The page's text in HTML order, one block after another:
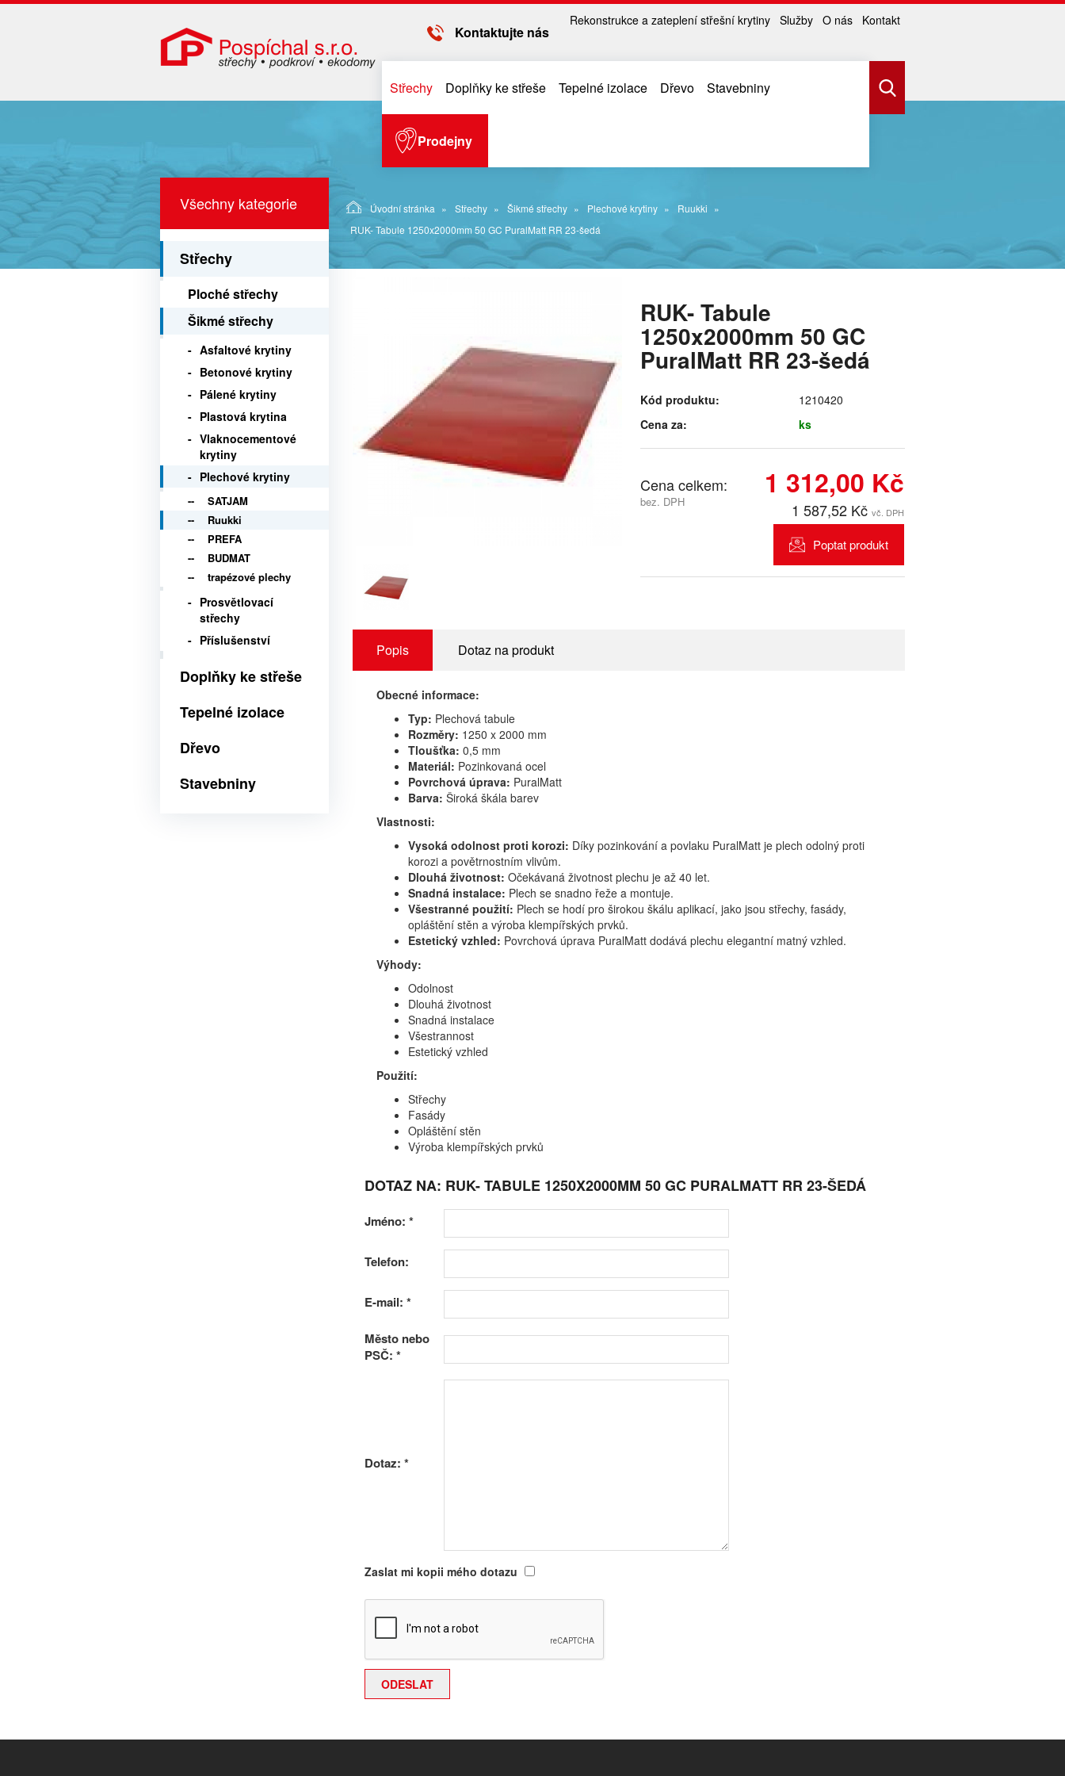
Rekonstrukce a zateplení střešní krytiny Služby O nás Kontakt
Kontaktujte nás
Střechy Doplňky ke střeše Tepelné izolace Dřevo Stavebniny
Prodejny
Úvodní stránka Střechy Šikmé střechy Plechové krytiny
Ruukki
RUK- Tabule 1250x2000mm 50 GC PuralMatt RR 23-šedá
Všechny kategorie
Střechy
Ploché střechy
Šikmé střechy
Asfaltové krytiny
Betonové krytiny
Pálené krytiny
Plastová krytina
Vlaknocementové
krytiny
Plechové krytiny
SATJAM
Ruukki
PREFA
BUDMAT
trapézové plechy
Prosvětlovací
střechy
Příslušenství
Doplňky ke střeše
Tepelné izolace
Dřevo
Stavebniny
RUK- Tabule
1250x2000mm 50 GC
PuralMatt RR 23-šedá
Kód produktu:
1210420
Cena za:
ks
Cena celkem:
bez. DPH
1 312,00 Kč
1 587,52 Kčvč. DPH
Poptat produkt
Popis Dotaz na produkt
Obecné informace:
Typ: Plechová tabule
Rozměry: 1250 x 2000 mm
Tloušťka: 0,5 mm
Materiál: Pozinkovaná ocel
Povrchová úprava: PuralMatt
Barva: Široká škála barev
Vlastnosti:
Vysoká odolnost proti korozi: Díky pozinkování a povlaku PuralMatt je plech odolný proti
korozi a povětrnostním vlivům.
Dlouhá životnost: Očekávaná životnost plechu je až 40 let.
Snadná instalace: Plech se snadno řeže a montuje.
Všestranné použití: Plech se hodí pro širokou škálu aplikací, jako jsou střechy, fasády,
opláštění stěn a výroba klempířských prvků.
Estetický vzhled: Povrchová úprava PuralMatt dodává plechu elegantní matný vzhled.
Výhody:
Odolnost
Dlouhá životnost
Snadná instalace
Všestrannost
Estetický vzhled
Použití:
Střechy
Fasády
Opláštění stěn
Výroba klempířských prvků
DOTAZ NA: RUK- TABULE 1250X2000MM 50 GC PURALMATT RR 23-ŠEDÁ
Jméno: *
Telefon:
E-mail: *
Město nebo
PSČ: *
Dotaz: *
Zaslat mi kopii mého dotazu